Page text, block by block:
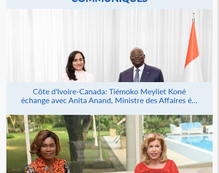
Côte d'Ivoire-Canada: Tiémoko Meyliet Koné
échange avec Anita Anand, Ministre des Affaires é...